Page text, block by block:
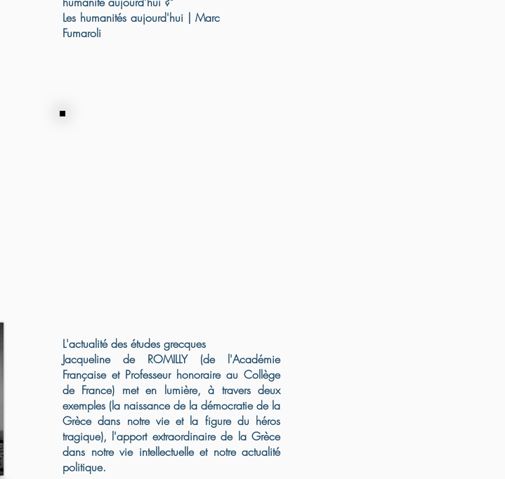
Les humanités aujourd'hui | Marc
Fumaroli
L'actualité des études grecques
Jacqueline de ROMILLY (de l'Académie
Française et Professeur honoraire au Collège
de France) met en lumière, à travers deux
exemples (la naissance de la démocratie de la
Grèce dans notre vie et la figure du héros
tragique), l'apport extraordinaire de la Grèce
dans notre vie intellectuelle et notre actualité
politique.